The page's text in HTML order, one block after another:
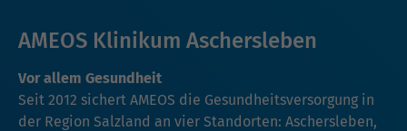
AMEOS Klinikum Aschersleben
Vor allem Gesundheit
Seit 2012 sichert AMEOS die Gesundheitsversorgung in
der Region Salzland an vier Standorten: Aschersleben,